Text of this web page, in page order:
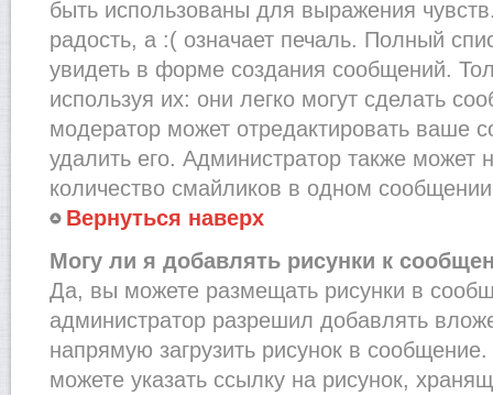
быть использованы для выражения
радость, а :( означает печаль. Полный
увидеть в форме создания сообщений.
используя их: они легко могут сделать
модератор может отредактировать ваше
удалить его. Администратор также может
количество смайликов в одном
Вернуться наверх
Могу ли я добавлять рисунки к
Да, вы можете размещать рисунки в
администратор разрешил добавлять
напрямую загрузить рисунок в
можете указать ссылку на рисунок,